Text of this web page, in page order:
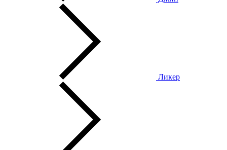
Ликер